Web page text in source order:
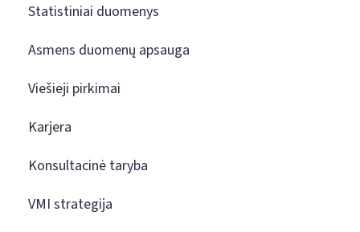
Statistiniai duomenys
Asmens duomenų apsauga
Viešieji pirkimai
Karjera
Konsultacinė taryba
VMI strategija